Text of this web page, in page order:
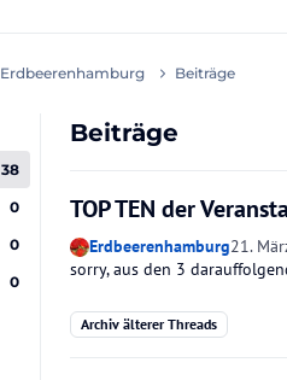
Erdbeerenhamburg Beiträge
38
0
0
0
Beiträge
TOP TEN der
Erdbeerenhamburg21.
sorry, aus den 3
Archiv älterer Threads